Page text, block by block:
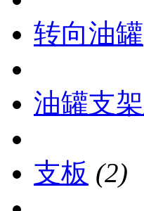
转向油罐
油罐支
支板 (2)